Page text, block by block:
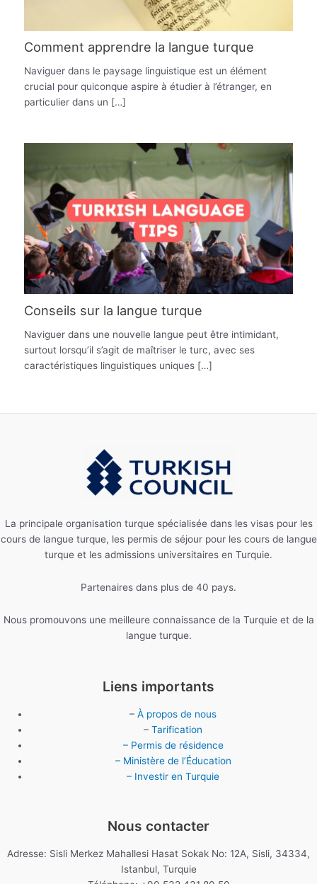
Comment apprendre la langue turque
Naviguer dans le paysage linguistique est un élément
crucial pour quiconque aspire à étudier à l’étranger, en
particulier dans un […]
Conseils sur la langue turque
Naviguer dans une nouvelle langue peut être intimidant,
surtout lorsqu’il s’agit de maîtriser le turc, avec ses
caractéristiques linguistiques uniques […]
La principale organisation turque spécialisée dans les visas pour les
cours de langue turque, les permis de séjour pour les cours de langue
turque et les admissions universitaires en Turquie.
Partenaires dans plus de 40 pays.
Nous promouvons une meilleure connaissance de la Turquie et de la
langue turque.
Liens importants
–À propos de nous
–Tarification
– Permis de résidence
– Ministère de l’Éducation
– Investir en Turquie
Nous contacter
Adresse: Sisli Merkez Mahallesi Hasat Sokak No: 12A, Sisli, 34334,
Istanbul, Turquie